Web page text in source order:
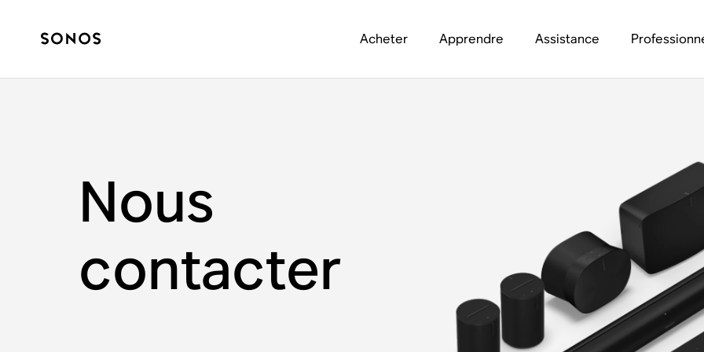
Acheter Apprendre Assistance
Nous
contacter